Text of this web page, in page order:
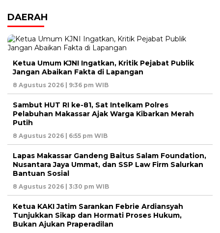
DAERAH
Ketua Umum KJNI Ingatkan, Kritik Pejabat Publik
Jangan Abaikan Fakta di Lapangan
8 Agustus 2026 | 9:36 pm WIB
Sambut HUT RI ke-81, Sat Intelkam Polres
Pelabuhan Makassar Ajak Warga Kibarkan Merah
Putih
8 Agustus 2026 | 6:55 pm WIB
Lapas Makassar Gandeng Baitus Salam Foundation,
Nusantara Jaya Ummat, dan SSP Law Firm Salurkan
Bantuan Sosial
8 Agustus 2026 | 3:30 pm WIB
Ketua KAKI Jatim Sarankan Febrie Ardiansyah
Tunjukkan Sikap dan Hormati Proses Hukum,
Bukan Ajukan Praperadilan